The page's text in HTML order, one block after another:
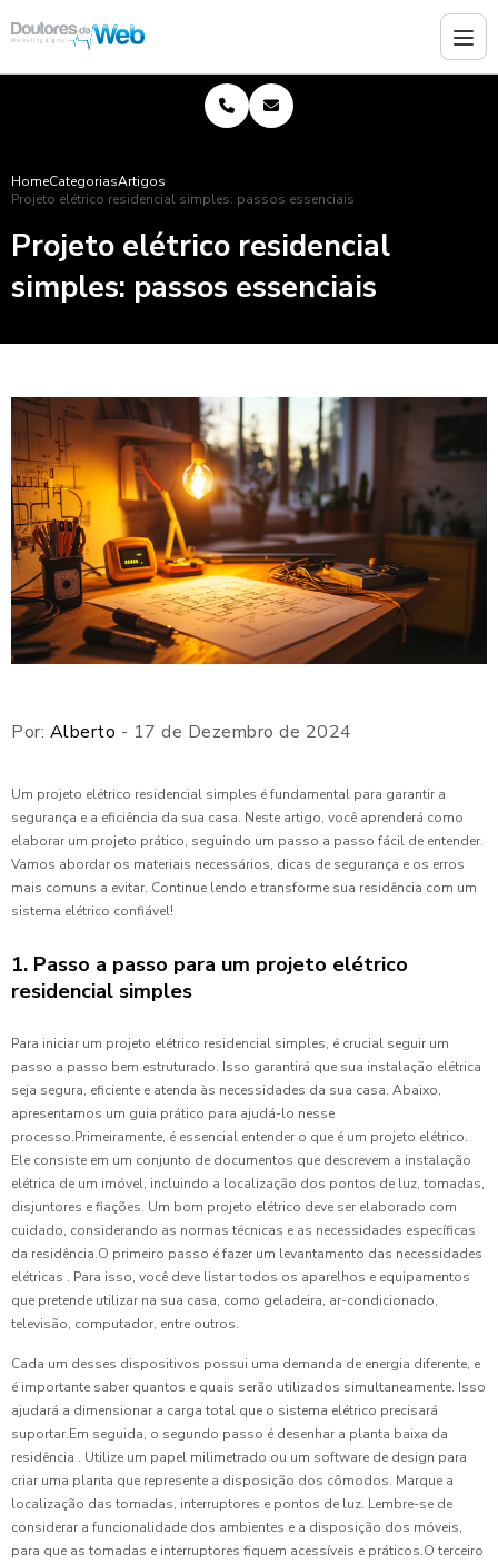
HomeCategoriasArtigos
Projeto elétrico residencial simples: passos essenciais
Projeto elétrico residencial
simples: passos essenciais
Por: Alberto - 17 de Dezembro de 2024
Um projeto elétrico residencial simples é fundamental para garantir a
segurança e a eficiência da sua casa. Neste artigo, você aprenderá como
elaborar um projeto prático, seguindo um passo a passo fácil de entender.
Vamos abordar os materiais necessários, dicas de segurança e os erros
mais comuns a evitar. Continue lendo e transforme sua residência com um
sistema elétrico confiável!
1. Passo a passo para um projeto elétrico
residencial simples
Para iniciar um projeto elétrico residencial simples, é crucial seguir um
passo a passo bem estruturado. Isso garantirá que sua instalação elétrica
seja segura, eficiente e atenda às necessidades da sua casa. Abaixo,
apresentamos um guia prático para ajudá-lo nesse
processo.Primeiramente, é essencial entender o que é um projeto elétrico.
Ele consiste em um conjunto de documentos que descrevem a instalação
elétrica de um imóvel, incluindo a localização dos pontos de luz, tomadas,
disjuntores e fiações. Um bom projeto elétrico deve ser elaborado com
cuidado, considerando as normas técnicas e as necessidades específicas
da residência.O primeiro passo é fazer um levantamento das necessidades
elétricas . Para isso, você deve listar todos os aparelhos e equipamentos
que pretende utilizar na sua casa, como geladeira, ar-condicionado,
televisão, computador, entre outros.
Cada um desses dispositivos possui uma demanda de energia diferente, e
é importante saber quantos e quais serão utilizados simultaneamente. Isso
ajudará a dimensionar a carga total que o sistema elétrico precisará
suportar.Em seguida, o segundo passo é desenhar a planta baixa da
residência . Utilize um papel milimetrado ou um software de design para
criar uma planta que represente a disposição dos cômodos. Marque a
localização das tomadas, interruptores e pontos de luz. Lembre-se de
considerar a funcionalidade dos ambientes e a disposição dos móveis,
para que as tomadas e interruptores fiquem acessíveis e práticos.O terceiro